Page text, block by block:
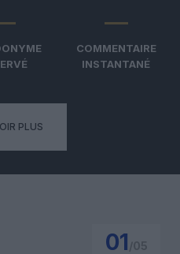
COMMENTAIRE
INSTANTANÉ
PLUS
01